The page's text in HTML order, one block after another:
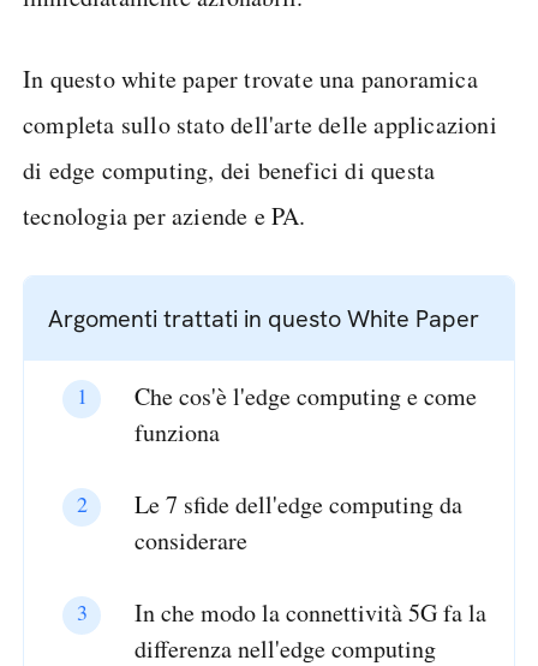
In questo white paper trovate una panoramica
completa sullo stato dell'arte delle applicazioni
di edge computing, dei benefici di questa
tecnologia per aziende e PA.
Che cos'è l'edge computing e come
funziona
Le 7 sfide dell'edge computing da
considerare
In che modo la connettività 5G fa la
differenza nell'edge computing